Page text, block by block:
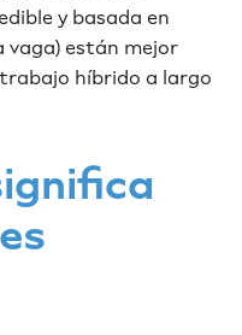
y basada en
vaga) están mejor
híbrido a largo